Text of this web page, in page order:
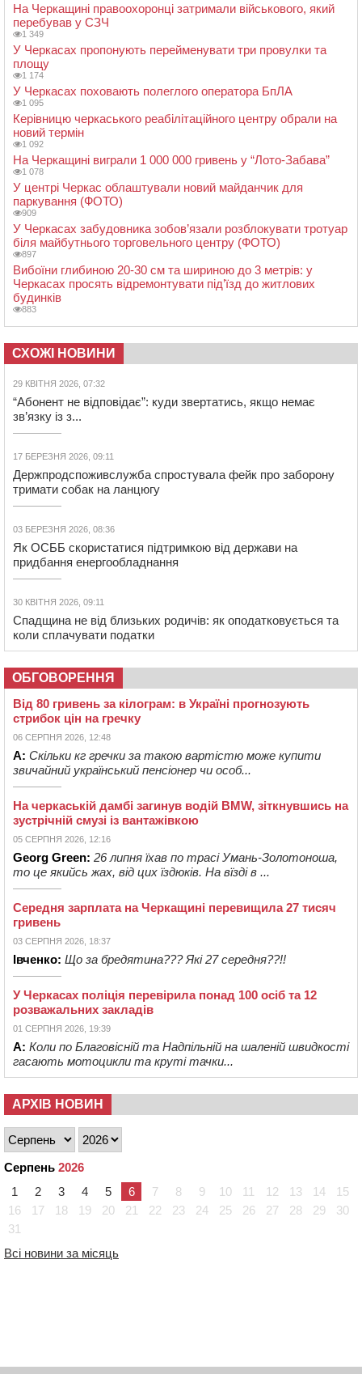
На Черкащині правоохоронці затримали військового, який
перебував у СЗЧ
1 349
У Черкасах пропонують перейменувати три провулки та
площу
1 174
У Черкасах поховають полеглого оператора БпЛА
1 095
Керівницю черкаського реабілітаційного центру обрали на
новий термін
1 092
На Черкащині виграли 1 000 000 гривень у “Лото-Забава”
1 078
У центрі Черкас облаштували новий майданчик для
паркування (ФОТО)
909
У Черкасах забудовника зобов’язали розблокувати тротуар
біля майбутнього торговельного центру (ФОТО)
897
Вибоїни глибиною 20-30 см та шириною до 3 метрів: у
Черкасах просять відремонтувати під’їзд до житлових
будинків
883
СХОЖІ НОВИНИ
29 КВІТНЯ 2026, 07:32
“Абонент не відповідає”: куди звертатись, якщо немає
зв’язку із з...
17 БЕРЕЗНЯ 2026, 09:11
Держпродспоживслужба спростувала фейк про заборону
тримати собак на ланцюгу
03 БЕРЕЗНЯ 2026, 08:36
Як ОСББ скористатися підтримкою від держави на
придбання енергообладнання
30 КВІТНЯ 2026, 09:11
Спадщина не від близьких родичів: як оподатковується та
коли сплачувати податки
ОБГОВОРЕННЯ
Від 80 гривень за кілограм: в Україні прогнозують
стрибок цін на гречку
06 СЕРПНЯ 2026, 12:48
А: Скільки кг гречки за такою вартістю може купити
звичайний український пенсіонер чи особ...
На черкаській дамбі загинув водій BMW, зіткнувшись на
зустрічній смузі із вантажівкою
05 СЕРПНЯ 2026, 12:16
Georg Green: 26 липня їхав по трасі Умань-Золотоноша,
то це якийсь жах, від цих їздюків. На вїзді в ...
Середня зарплата на Черкащині перевищила 27 тисяч
гривень
03 СЕРПНЯ 2026, 18:37
Івченко: Що за бредятина??? Які 27 середня??!!
У Черкасах поліція перевірила понад 100 осіб та 12
розважальних закладів
01 СЕРПНЯ 2026, 19:39
А: Коли по Благовісній та Надпільній на шаленій швидкості
гасають мотоцикли та круті тачки...
АРХІВ НОВИН
Серпень 2026
1
2 3 4 5 6 7 8 9 10 11 12 13 14
15
16
17 18 19 20 21 22 23 24 25 26 27 28 29
30
31
Всі новини за місяць